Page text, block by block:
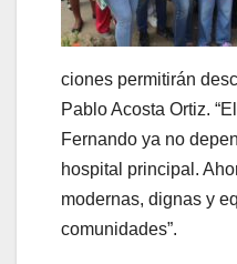
ciones permitirán
Pablo Acosta Ortiz.
Fernando ya no
hospital principal.
modernas, dignas y
comunidades”.